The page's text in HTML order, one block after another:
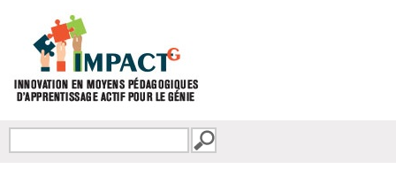
FORMULAIRE DE